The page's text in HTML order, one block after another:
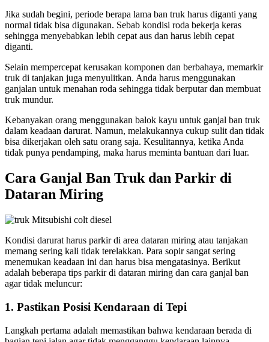
Jika sudah begini, periode berapa lama ban truk harus diganti yang
normal tidak bisa digunakan. Sebab kondisi roda bekerja keras
sehingga menyebabkan lebih cepat aus dan harus lebih cepat
diganti.
Selain mempercepat kerusakan komponen dan berbahaya, memarkir
truk di tanjakan juga menyulitkan. Anda harus menggunakan
ganjalan untuk menahan roda sehingga tidak berputar dan membuat
truk mundur.
Kebanyakan orang menggunakan balok kayu untuk ganjal ban truk
dalam keadaan darurat. Namun, melakukannya cukup sulit dan tidak
bisa dikerjakan oleh satu orang saja. Kesulitannya, ketika Anda
tidak punya pendamping, maka harus meminta bantuan dari luar.
Cara Ganjal Ban Truk dan Parkir di
Dataran Miring
Kondisi darurat harus parkir di area dataran miring atau tanjakan
memang sering kali tidak terelakkan. Para sopir sangat sering
menemukan keadaan ini dan harus bisa mengatasinya. Berikut
adalah beberapa tips parkir di dataran miring dan cara ganjal ban
agar tidak meluncur:
1. Pastikan Posisi Kendaraan di Tepi
Langkah pertama adalah memastikan bahwa kendaraan berada di